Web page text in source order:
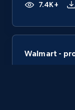
7.4K+
Walmart -